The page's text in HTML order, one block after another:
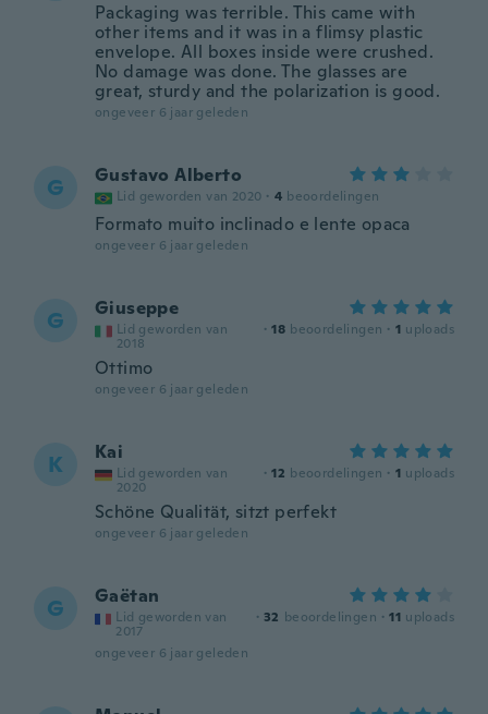
Packaging was terrible. This came with
other items and it was in a flimsy plastic
envelope. All boxes inside were crushed.
No damage was done. The glasses are
great, sturdy and the polarization is good.
ongeveer 6 jaar geleden
G Gustavo Alberto
Lid geworden van 2020 · 4 beoordelingen
Formato muito inclinado e lente opaca
ongeveer 6 jaar geleden
G Giuseppe
Lid geworden van
2018
· 18 beoordelingen · 1 uploads
Ottimo
ongeveer 6 jaar geleden
K Kai
Lid geworden van
2020
· 12 beoordelingen · 1 uploads
Schöne Qualität, sitzt perfekt
ongeveer 6 jaar geleden
G Gaëtan
Lid geworden van
2017
· 32 beoordelingen · 11 uploads
ongeveer 6 jaar geleden